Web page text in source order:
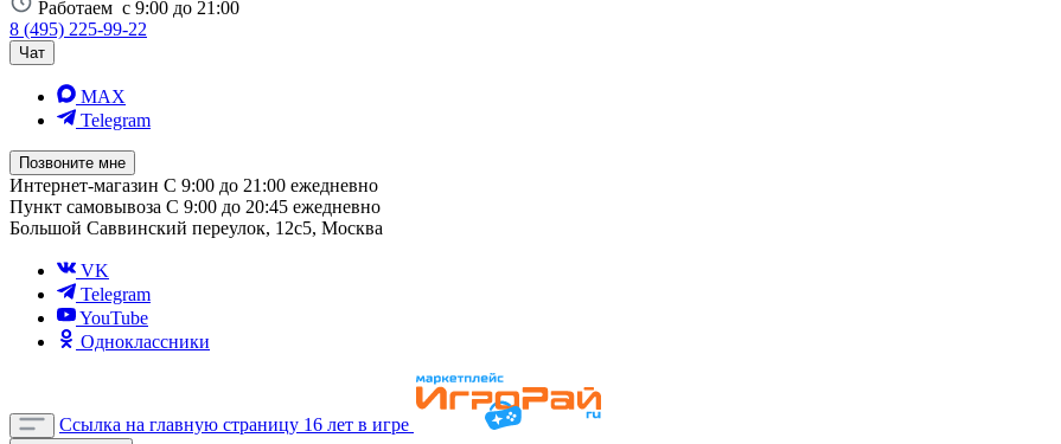
Работаем с 9:00 до 21:00
8 (495) 225-99-22
Чат
MAX
Telegram
Позвоните мне
Интернет-магазин С 9:00 до 21:00 ежедневно
Пункт самовывоза С 9:00 до 20:45 ежедневно
Большой Саввинский переулок, 12с5, Москва
VK
Telegram
YouTube
Одноклассники
Ссылка на главную страницу 16 лет в игре